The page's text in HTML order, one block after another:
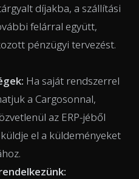
díjakba, a szállítási
felárral együtt,
pénzügyi tervezést.
Ha saját rendszerrel
a Cargosonnal,
az ERP-jéből
el a küldeményeket